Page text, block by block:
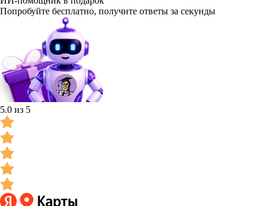
Попробуйте бесплатно, получите ответы за секунды
5.0 из 5